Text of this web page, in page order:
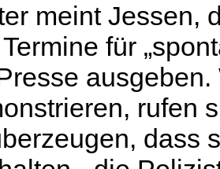
meint Jessen,
für
rufen
dass